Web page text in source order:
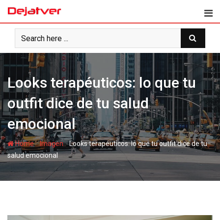
Skip
content
Looks terapéuticos: lo que tu
outfit dice de tu salud
emocional
Home-Imagen-Looks terapéuticos: lo que tu outfit dice de tu
salud emocional